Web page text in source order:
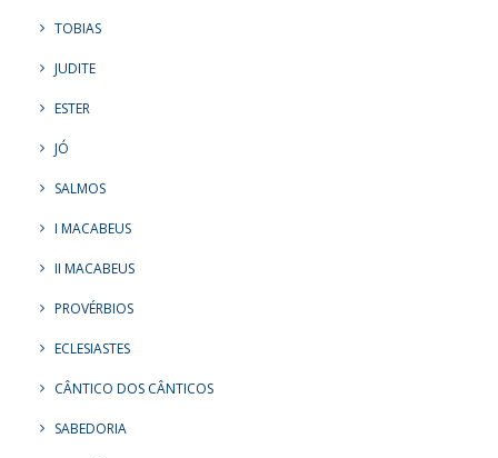
TOBIAS
JUDITE
ESTER
JÓ
SALMOS
I MACABEUS
II MACABEUS
PROVÉRBIOS
ECLESIASTES
CÂNTICO DOS CÂNTICOS
SABEDORIA